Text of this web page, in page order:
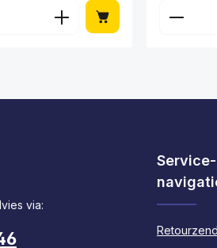
Voer de
via:
Service-